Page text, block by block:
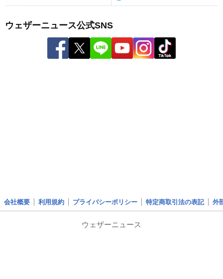
ウェザーニュース公式SNS
会社概要 利用規約 プライバシーポリシー 特定商取引法の表記 外
ウェザーニュース